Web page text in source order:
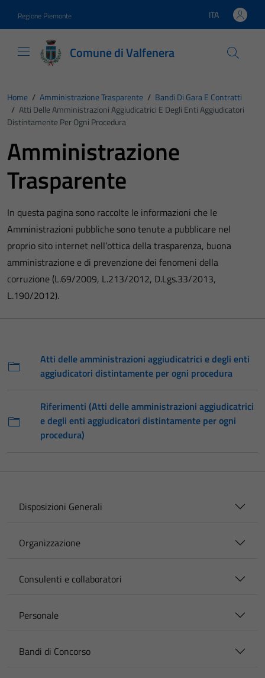
Regione Piemonte Lingua attiva:
ITA
Comune di Valfenera
Home / Amministrazione Trasparente / Bandi Di Gara E Contratti
/ Atti Delle Amministrazioni Aggiudicatrici E Degli Enti Aggiudicatori
Distintamente Per Ogni Procedura
Amministrazione
Trasparente
In questa pagina sono raccolte le informazioni che le
Amministrazioni pubbliche sono tenute a pubblicare nel
proprio sito internet nell’ottica della trasparenza, buona
amministrazione e di prevenzione dei fenomeni della
corruzione (L.69/2009, L.213/2012, D.Lgs.33/2013,
L.190/2012).
Atti delle amministrazioni aggiudicatrici e degli enti
aggiudicatori distintamente per ogni procedura
Riferimenti (Atti delle amministrazioni aggiudicatrici
e degli enti aggiudicatori distintamente per ogni
procedura)
Disposizioni Generali
Organizzazione
Consulenti e collaboratori
Personale
Bandi di Concorso